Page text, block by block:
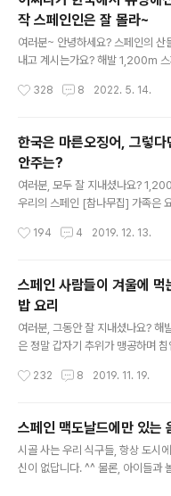
데요, 물이 끓을 때 쌀을 넣어 밥을
란 등을 첨가해 풍미를 더해줘 나오
입니다. 그게 우리가 알고 있는 파
렌시아 외곽의 논 지대에서 벼농사
것이라고 합니다. 논에 사는 토끼와
작 스페인인은 잘 몰라~
여러분~ 안녕하세요? 스페인의 산
내고 계시는가요? 해발 1,200m
지만, 식물이 성장하기에는 영향이
은 날입니다. 그래서 우리 집 텃밭
법 먹음직스러운 크기의 자태를 자
을 잘 견딘 큰 녀석들은 꽃대를 쭈
자라고 있어요. 이 대파~! 송송 썰
~ 그 맛이 일품이지요. 오늘은 대
한국인들은 대부분 그 사실이 믿기
328 8 2022. 5. 14.
한국은 마른오징어, 그렇
안주는?
여러분, 모두 잘 지내셨나요?
우리의 스페인 [참나무집] 가족은
높은 곳인데 제일 혹독한 것이 거센
귀신에 홀린 듯 정신이 하나도 없
만하면 실내에서 시간을 보내고 있
편과 맥주 한 잔씩 마셨는데요, 날
잘 보관해둔 오징어님을 꺼내 구웠
굉장히 좋아한답니다. 한국 손님이
194 4 2019. 12. 13.
스페인 사람들이 겨울에
밥 요리
여러분, 그동안 잘 지내셨나요?
은 정말 갑자기 추위가 맹공하며
니다. ㅠㅠ 그래서 그런지 저는 갑
니 아이들 등하교 외출하면서 너무
떨었나 봐요. 그래서 피로가 쌓인
람이 제일 무서운 녀석이에요. 바람
리면...... 사람을 평온 상태로 두지
232 8 2019. 11. 19.
스페인 맥도날드에만 있는
시골 사는 우리 식구들, 항상 도시
신이 없답니다. ^^ 물론, 아이들과